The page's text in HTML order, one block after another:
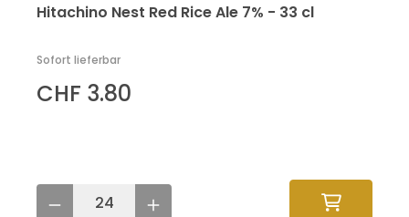
Hitachino Nest Red Rice Ale 7% - 33 cl
Sofort lieferbar
CHF 3.80